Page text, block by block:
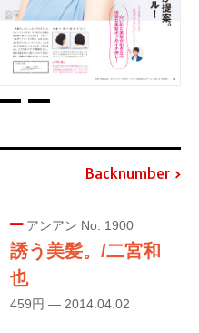
Backnumber
アンアン No. 1900
誘う美髪。/二宮和
也
459円 — 2014.04.02